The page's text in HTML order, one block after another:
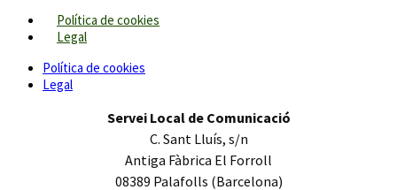
Política de cookies
Legal
Política de cookies
Legal
Servei Local de Comunicació
C. Sant Lluís, s/n
Antiga Fàbrica El Forroll
08389 Palafolls (Barcelona)